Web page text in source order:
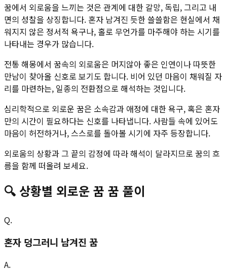
꿈에서 외로움을 느끼는 것은 관계에 대한 갈망, 독립, 그리고 내
면의 성찰을 상징합니다. 혼자 남겨진 듯한 쓸쓸함은 현실에서 채
워지지 않은 정서적 욕구나, 홀로 무언가를 마주해야 하는 시기를
나타내는 경우가 많습니다.
전통 해몽에서 꿈속의 외로움은 머지않아 좋은 인연이나 따뜻한
만남이 찾아올 신호로 보기도 합니다. 비어 있던 마음이 채워질 자
리를 마련하는, 일종의 전환점으로 해석하는 것입니다.
심리학적으로 외로운 꿈은 소속감과 애정에 대한 욕구, 혹은 혼자
만의 시간이 필요하다는 신호를 나타냅니다. 사람들 속에 있어도
마음이 허전하거나, 스스로를 돌아볼 시기에 자주 등장합니다.
외로움의 상황과 그 끝의 감정에 따라 해석이 달라지므로 꿈의 흐
름을 함께 떠올려 보세요.
🔍 상황별 외로운 꿈 꿈 풀이
Q.
혼자 덩그러니 남겨진 꿈
A.